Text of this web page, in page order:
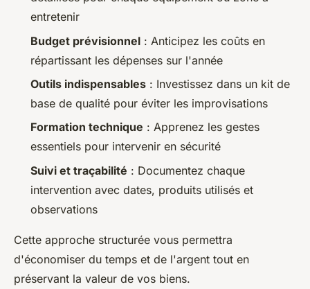
entretenir
Budget prévisionnel : Anticipez les coûts en
répartissant les dépenses sur l'année
Outils indispensables : Investissez dans un kit de
base de qualité pour éviter les improvisations
Formation technique : Apprenez les gestes
essentiels pour intervenir en sécurité
Suivi et traçabilité : Documentez chaque
intervention avec dates, produits utilisés et
observations
Cette approche structurée vous permettra
d'économiser du temps et de l'argent tout en
préservant la valeur de vos biens.